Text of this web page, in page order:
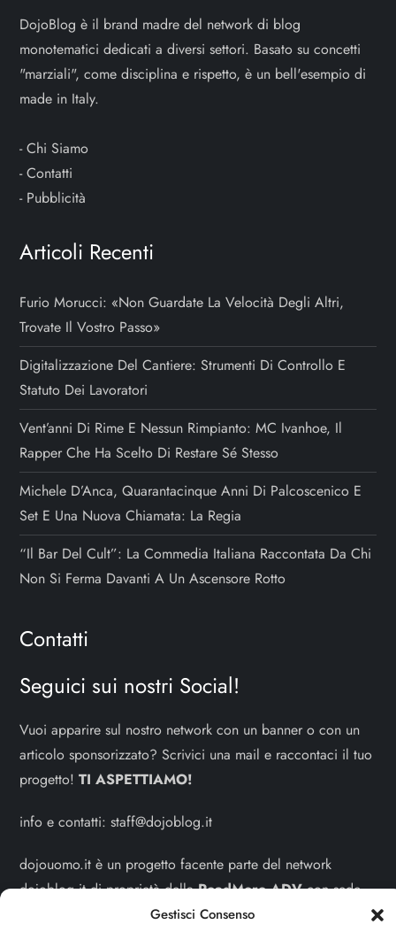
Gestisci Consenso
DojoBlog è il brand madre del network di blog
monotematici dedicati a diversi settori. Basato su concetti
"marziali", come disciplina e rispetto, è un bell'esempio di
made in Italy.
-Chi Siamo
-Contatti
- Pubblicità
Articoli Recenti
Furio Morucci: «Non Guardate La Velocità Degli Altri,
Trovate Il Vostro Passo»
Digitalizzazione Del Cantiere: Strumenti Di Controllo E
Statuto Dei Lavoratori
Vent’anni Di Rime E Nessun Rimpianto: MC Ivanhoe, Il
Rapper Che Ha Scelto Di Restare Sé Stesso
Michele D’Anca, Quarantacinque Anni Di Palcoscenico E
Set E Una Nuova Chiamata: La Regia
“Il Bar Del Cult”: La Commedia Italiana Raccontata Da Chi
Non Si Ferma Davanti A Un Ascensore Rotto
Contatti
Seguici sui nostri Social!
Vuoi apparire sul nostro network con un banner o con un
articolo sponsorizzato? Scrivici una mail e raccontaci il tuo
progetto!TI ASPETTIAMO!
info e contatti:staff@dojoblog.it
dojouomo.it è un progetto facente parte del network
dojoblog.it di proprietà dellaReadMore ADVcon sede
legale in Via delle Sirene 34 - Roma - P.iva: